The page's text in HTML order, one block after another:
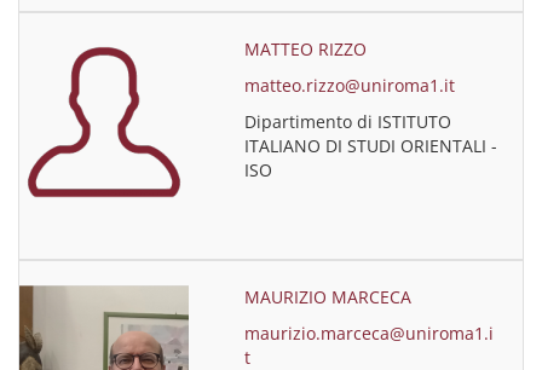
MATTEO RIZZO
matteo.rizzo@uniroma1.it
Dipartimento di ISTITUTO
ITALIANO DI STUDI ORIENTALI -
ISO
MAURIZIO MARCECA
maurizio.marceca@uniroma1.i
t